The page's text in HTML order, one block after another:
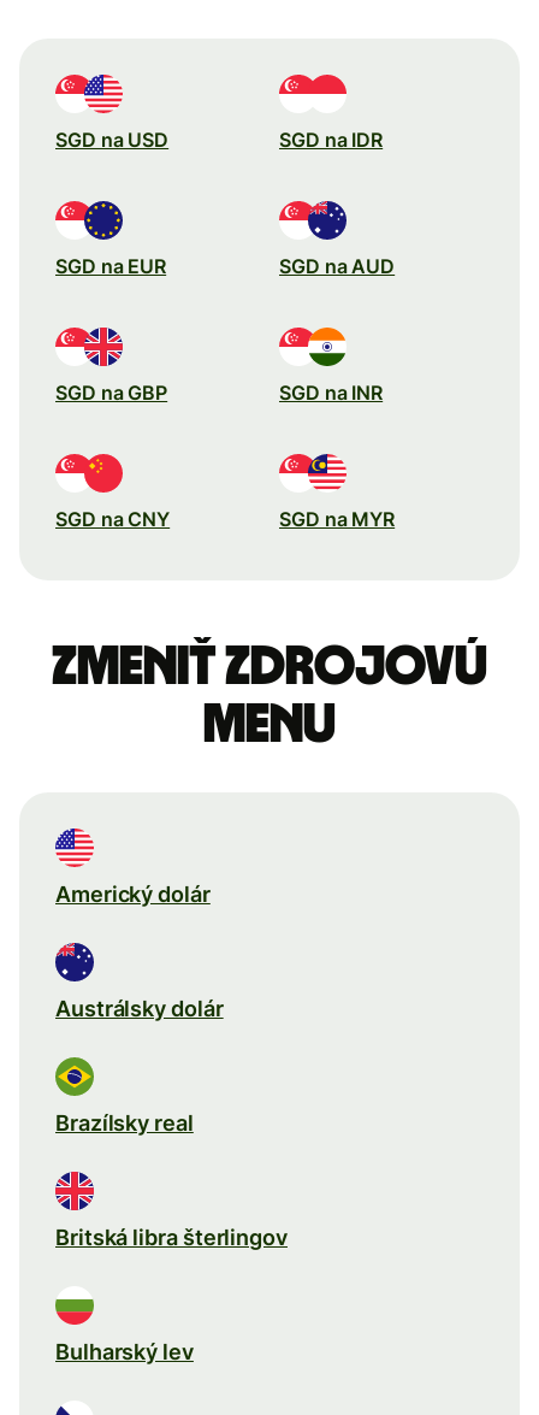
SGD na USD SGD na IDR
SGD na EUR SGD na AUD
SGD na GBP SGD na INR
SGD na CNY SGD na MYR
Zmeniť zdrojovú
menu
Americký dolár
Austrálsky dolár
Brazílsky real
Britská libra šterlingov
Bulharský lev